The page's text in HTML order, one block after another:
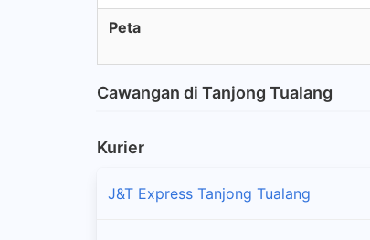
Peta
Cawangan di Tanjong Tualang
Kurier
J&T Express Tanjong Tualang